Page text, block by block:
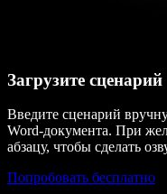
Загрузите сценарий
Введите сценарий
Word-документа. При
абзацу, чтобы сделать
Попробовать бесплатно